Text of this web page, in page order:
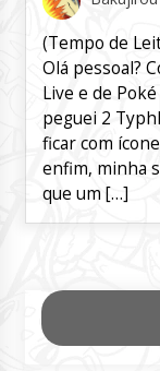
(Tempo de
Olá pessoal?
Live e de
peguei 2
ficar com
enfim, minha
que um […]